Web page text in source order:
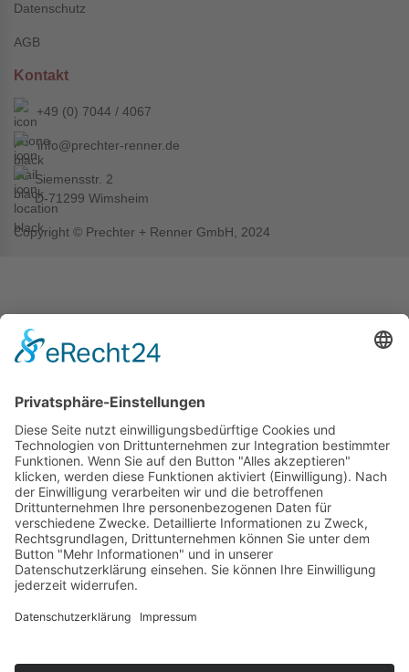
Datenschutz
AGB
Kontakt
+49 (0) 7044 / 4067
info@prechter-renner.de
Siemensstr. 2
D-71299 Wimsheim
Copyright © Prechter + Renner GmbH, 2024